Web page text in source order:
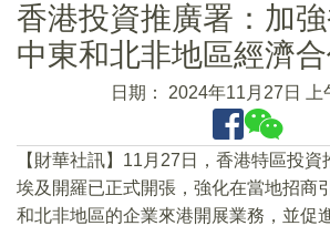
香港投資推廣署：加
中東和北非地區經濟
日期： 2024年11月27日 上
【財華社訊】11月27日，香港特區投
埃及開羅已正式開張，強化在當地招商
和北非地區的企業來港開展業務，並促